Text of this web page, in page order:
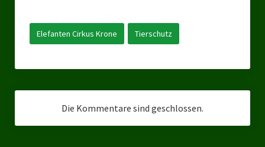
Europawahl 2024
Elefanten Cirkus Krone Tierschutz
Die Kommentare sind geschlossen.